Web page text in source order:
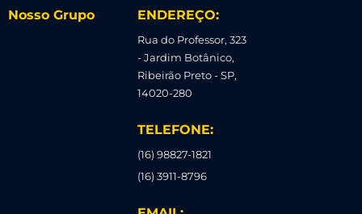
Nosso Grupo ENDEREÇO:
Rua do Professor, 323
- Jardim Botânico,
Ribeirão Preto - SP,
14020-280
TELEFONE:
(16) 98827-1821
(16) 3911-8796